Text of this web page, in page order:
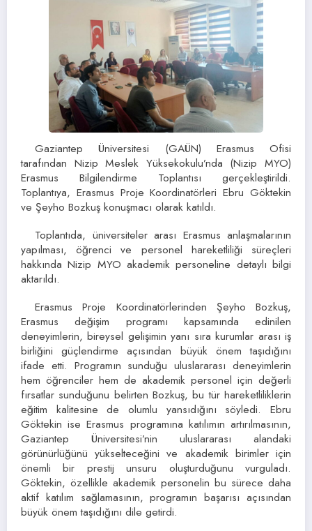
Gaziantep Üniversitesi (GAÜN) Erasmus Ofisi
tarafından Nizip Meslek Yüksekokulu’nda (Nizip MYO)
Erasmus Bilgilendirme Toplantısı gerçekleştirildi.
Toplantıya, Erasmus Proje Koordinatörleri Ebru Göktekin
ve Şeyho Bozkuş konuşmacı olarak katıldı.
Toplantıda, üniversiteler arası Erasmus anlaşmalarının
yapılması, öğrenci ve personel hareketliliği süreçleri
hakkında Nizip MYO akademik personeline detaylı bilgi
aktarıldı.
Erasmus Proje Koordinatörlerinden Şeyho Bozkuş,
Erasmus değişim programı kapsamında edinilen
deneyimlerin, bireysel gelişimin yanı sıra kurumlar arası iş
birliğini güçlendirme açısından büyük önem taşıdığını
ifade etti. Programın sunduğu uluslararası deneyimlerin
hem öğrenciler hem de akademik personel için değerli
fırsatlar sunduğunu belirten Bozkuş, bu tür hareketliliklerin
eğitim kalitesine de olumlu yansıdığını söyledi. Ebru
Göktekin ise Erasmus programına katılımın artırılmasının,
Gaziantep Üniversitesi’nin uluslararası alandaki
görünürlüğünü yükselteceğini ve akademik birimler için
önemli bir prestij unsuru oluşturduğunu vurguladı.
Göktekin, özellikle akademik personelin bu sürece daha
aktif katılım sağlamasının, programın başarısı açısından
büyük önem taşıdığını dile getirdi.